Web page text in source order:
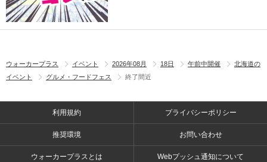
ウォーカープラス イベント 2026年08月 18日 午前中開催
北海道の
イベント
グルメ・フードフェス 終了間近
利用規約 プライバシーポリシー
推奨環境 お問い合わせ
ウォーカープラスとは Webプッシュ通知について